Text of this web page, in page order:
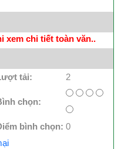
xem chi tiết toàn văn..
tải: 2
chọn:
bình chọn: 0